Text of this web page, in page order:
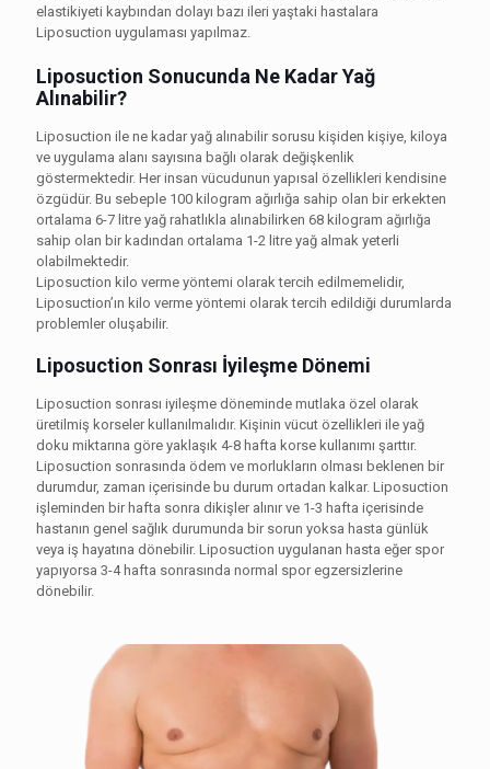
elastikiyeti kaybından dolayı bazı ileri yaştaki hastalara
Liposuction uygulaması yapılmaz.
Liposuction Sonucunda Ne Kadar Yağ
Alınabilir?
Liposuction ile ne kadar yağ alınabilir sorusu kişiden kişiye, kiloya
ve uygulama alanı sayısına bağlı olarak değişkenlik
göstermektedir. Her insan vücudunun yapısal özellikleri kendisine
özgüdür. Bu sebeple 100 kilogram ağırlığa sahip olan bir erkekten
ortalama 6-7 litre yağ rahatlıkla alınabilirken 68 kilogram ağırlığa
sahip olan bir kadından ortalama 1-2 litre yağ almak yeterli
olabilmektedir.
Liposuction kilo verme yöntemi olarak tercih edilmemelidir,
Liposuction’ın kilo verme yöntemi olarak tercih edildiği durumlarda
problemler oluşabilir.
Liposuction Sonrası İyileşme Dönemi
Liposuction sonrası iyileşme döneminde mutlaka özel olarak
üretilmiş korseler kullanılmalıdır. Kişinin vücut özellikleri ile yağ
doku miktarına göre yaklaşık 4-8 hafta korse kullanımı şarttır.
Liposuction sonrasında ödem ve morlukların olması beklenen bir
durumdur, zaman içerisinde bu durum ortadan kalkar. Liposuction
işleminden bir hafta sonra dikişler alınır ve 1-3 hafta içerisinde
hastanın genel sağlık durumunda bir sorun yoksa hasta günlük
veya iş hayatına dönebilir. Liposuction uygulanan hasta eğer spor
yapıyorsa 3-4 hafta sonrasında normal spor egzersizlerine
dönebilir.